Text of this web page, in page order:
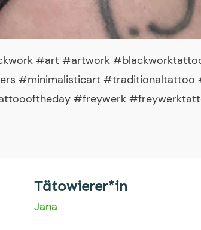
#art #artwork
#minimalisticart #traditionaltattoo
#freywerk
Tätowierer*in
Jana